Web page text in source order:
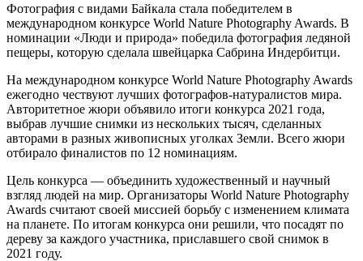
Фотография с видами Байкала стала победителем в
международном конкурсе World Nature Photography Awards. В
номинации «Люди и природа» победила фотография ледяной
пещеры, которую сделала швейцарка Сабрина Индербитци.
На международном конкурсе World Nature Photography Awards
ежегодно чествуют лучших фотографов-натуралистов мира.
Авторитетное жюри объявило итоги конкурса 2021 года,
выбрав лучшие снимки из нескольких тысяч, сделанных
авторами в разных живописных уголках Земли. Всего жюри
отбирало финалистов по 12 номинациям.
Цель конкурса — объединить художественный и научный
взгляд людей на мир. Организаторы World Nature Photography
Awards считают своей миссией борьбу с изменением климата
на планете. По итогам конкурса они решили, что посадят по
дереву за каждого участника, приславшего свой снимок в
2021 году.